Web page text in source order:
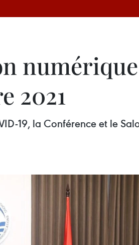
2021
19, la Conférence et le